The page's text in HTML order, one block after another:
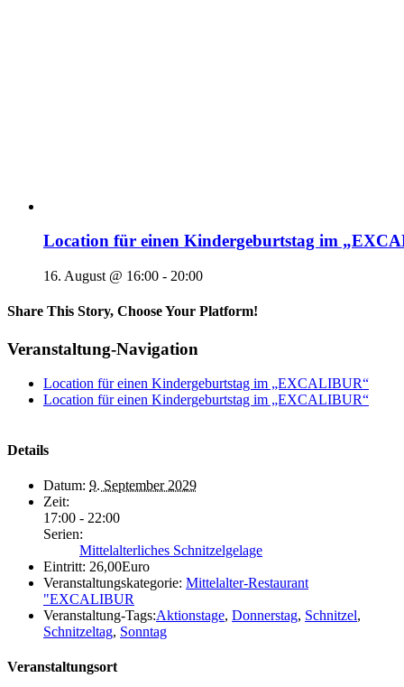
Location für einen Kindergeburtstag im
16. August @ 16:00 - 20:00
Share This Story, Choose Your Platform!
Veranstaltung-Navigation
Location für einen Kindergeburtstag im „EXCALIBUR“
Location für einen Kindergeburtstag im „EXCALIBUR“
Details
Datum: 9. September 2029
Zeit:
17:00 - 22:00
Serien:
Mittelalterliches Schnitzelgelage
Eintritt: 26,00Euro
Veranstaltungskategorie: Mittelalter-Restaurant
"EXCALIBUR
Veranstaltung-Tags:Aktionstage, Donnerstag, Schnitzel,
Schnitzeltag, Sonntag
Veranstaltungsort